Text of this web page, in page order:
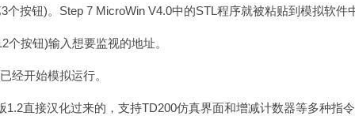
个按钮)。Step 7 MicroWin V4.0中的STL程序就被粘贴到模拟软件
个按钮)输入想要监视的地址。
经开始模拟运行。
直接汉化过来的，支持TD200仿真界面和增减计数器等多种指